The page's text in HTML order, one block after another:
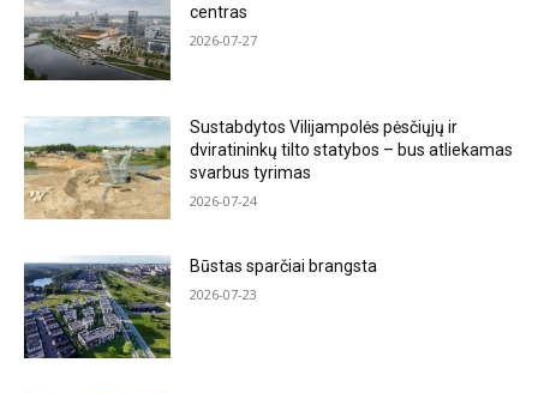
centras
2026-07-27
Sustabdytos Vilijampolės pėsčiųjų ir
dviratininkų tilto statybos – bus atliekamas
svarbus tyrimas
2026-07-24
Būstas sparčiai brangsta
2026-07-23